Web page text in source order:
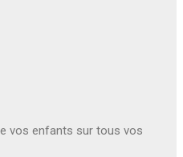
vos enfants sur tous vos